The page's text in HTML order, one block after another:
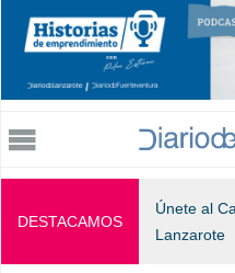
Jump
DESTACAMOS
Únete al
Lanzarote